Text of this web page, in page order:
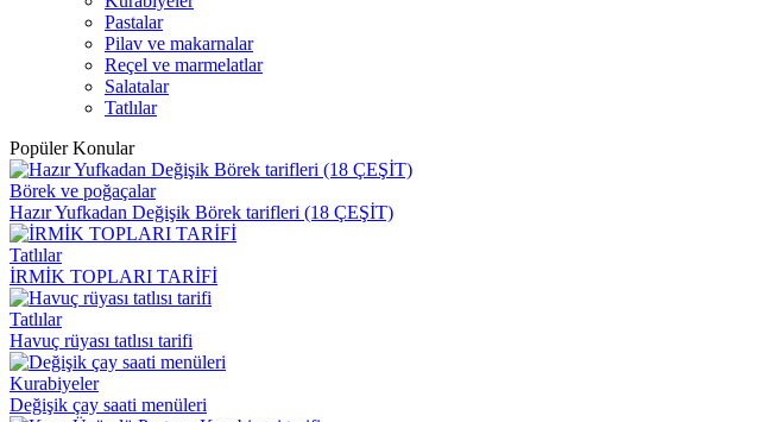
Pastalar
Pilav ve makarnalar
Reçel ve marmelatlar
Salatalar
Tatlılar
Popüler Konular
Börek ve poğaçalar
Hazır Yufkadan Değişik Börek tarifleri (18 ÇEŞİT)
Tatlılar
İRMİK TOPLARI TARİFİ
Tatlılar
Havuç rüyası tatlısı tarifi
Kurabiyeler
Değişik çay saati menüleri